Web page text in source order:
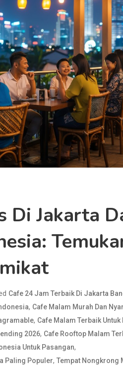
Di Jakarta
Cafe 24 Jam Terbaik Di Jakarta
, Cafe Malam Murah Dan
, Cafe Malam Terbaik
2026, Cafe Rooftop Malam
Untuk Pasangan,
Paling Populer, Tempat Nongkrong